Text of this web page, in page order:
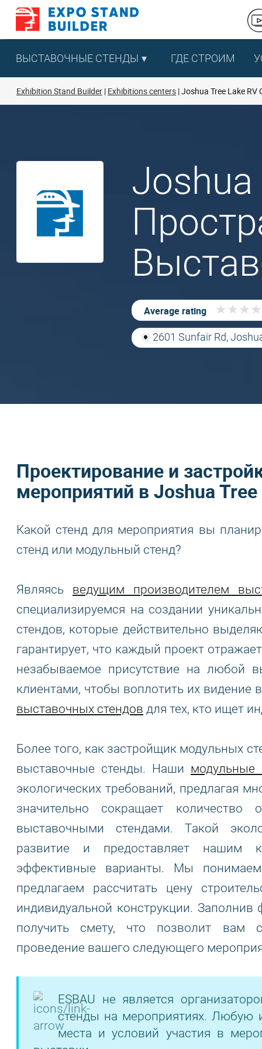
Перейти
содержанию
ВЫСТАВОЧНЫЕ СТЕНДЫ ГДЕ СТРОИМ
Exhibition Stand Builder Exhibitions centers Joshua Tree Lake RV
Joshua
Average rating ★ ★ ★ ★
★ ★ ★ ★
2601 Sunfair Rd,
Проектирование и
мероприятий в Joshua
Какой стенд для мероприятия вы
стенд или модульный стенд?
Являясь ведущим производителем
специализируемся на создании
стендов, которые действительно
гарантирует, что каждый проект
незабываемое присутствие на любой
клиентами, чтобы воплотить их видение
выставочных стендов для тех, кто ищет
Более того, как застройщик модульных
выставочные стенды. Наши модульные
экологических требований, предлагая
значительно сокращает
выставочными стендами. Такой
развитие и предоставляет нашим
эффективные варианты. Мы
предлагаем рассчитать цену
индивидуальной конструкции.
получить смету, что позволит вам
проведение вашего следующего
ESBAU не является
стенды на мероприятиях. Любую
места и условий участия в